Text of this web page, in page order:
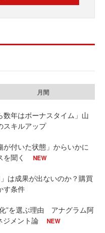
月間
数年はボーナスタイム」山
スキルアップ
付いた状態」からいかに
聞く
NEW
は成果が出ないのか？購買
す条件
”を選ぶ理由 アナグラム阿
ジメント論
NEW